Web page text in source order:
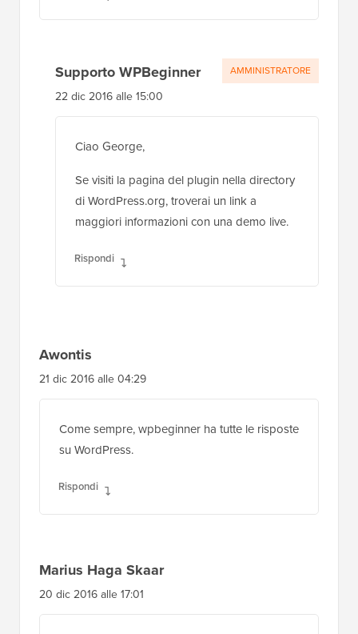
Supporto WPBeginner
22 dic 2016 alle 15:00
Ciao George,
Se visiti la pagina del plugin nella directory
di WordPress.org, troverai un link a
maggiori informazioni con una demo live.
Rispondi
AMMINISTRATORE
Awontis
21 dic 2016 alle 04:29
Come sempre, wpbeginner ha tutte le risposte
su WordPress.
Rispondi
Marius Haga Skaar
20 dic 2016 alle 17:01